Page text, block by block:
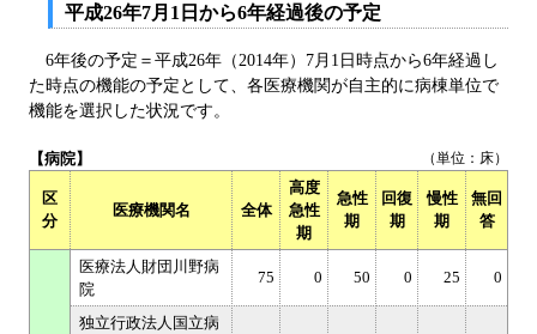
平成26年7月1日から6年経過後の予定
6年後の予定＝平成26年（2014年）7月1日時点から6年経過し
た時点の機能の予定として、各医療機関が自主的に病棟単位で
機能を選択した状況です。
【病院】 （単位：床）
区
分
医療機関名 全体
高度
急性
期
急性
期
回復
期
慢性
期
無回
答
医療法人財団川野病
院
75 0 50 0 25 0
独立行政法人国立病